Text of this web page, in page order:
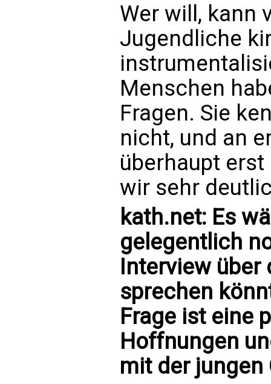
Wer will, kann
Jugendliche
Menschen
Fragen. Sie
nicht, und an
überhaupt
wir sehr
kath.net: Es
gelegentlich
Interview über
sprechen
Frage ist eine
Hoffnungen
mit der jungen